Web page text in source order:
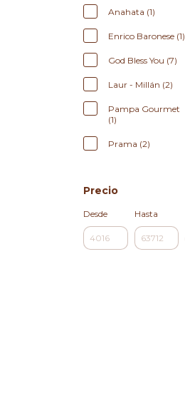
Anahata (1)
Enrico Baronese (1)
God Bless You (7)
Laur - Millán (2)
Pampa Gourmet
(1)
Prama (2)
Precio
Desde Hasta